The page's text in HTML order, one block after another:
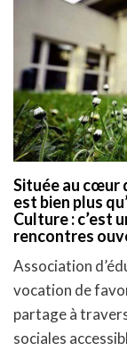
Située au cœur
est bien plus
Culture : c’est
rencontres
Association
vocation de
partage à
sociales